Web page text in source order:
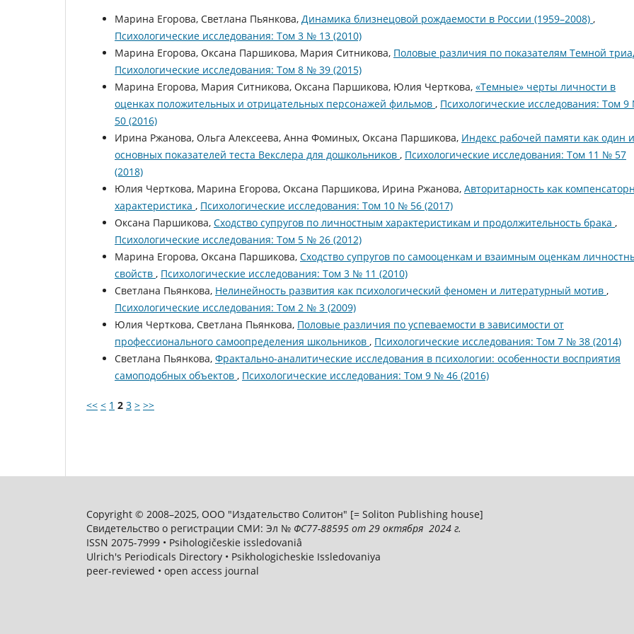
Марина Егорова, Светлана Пьянкова, Динамика близнецовой рождаемости в России (1959–2008) ,
Психологические исследования: Том 3 № 13 (2010)
Марина Егорова, Оксана Паршикова, Мария Ситникова, Половые различия по показателям Темной
Психологические исследования: Том 8 № 39 (2015)
Марина Егорова, Мария Ситникова, Оксана Паршикова, Юлия Черткова, «Темные» черты личности в
оценках положительных и отрицательных персонажей фильмов , Психологические исследования: Том
50 (2016)
Ирина Ржанова, Ольга Алексеева, Анна Фоминых, Оксана Паршикова, Индекс рабочей памяти как один
основных показателей теста Векслера для дошкольников , Психологические исследования: Том 11 № 57
(2018)
Юлия Черткова, Марина Егорова, Оксана Паршикова, Ирина Ржанова, Авторитарность как
характеристика , Психологические исследования: Том 10 № 56 (2017)
Оксана Паршикова, Сходство супругов по личностным характеристикам и продолжительность брака ,
Психологические исследования: Том 5 № 26 (2012)
Марина Егорова, Оксана Паршикова, Сходство супругов по самооценкам и взаимным оценкам
свойств , Психологические исследования: Том 3 № 11 (2010)
Светлана Пьянкова, Нелинейность развития как психологический феномен и литературный мотив ,
Психологические исследования: Том 2 № 3 (2009)
Юлия Черткова, Светлана Пьянкова, Половые различия по успеваемости в зависимости от
профессионального самоопределения школьников , Психологические исследования: Том 7 № 38 (2014)
Светлана Пьянкова, Фрактально-аналитические исследования в психологии: особенности восприятия
самоподобных объектов , Психологические исследования: Том 9 № 46 (2016)
<< < 1 2 3 > >>
Copyright © 2008–2025, ООО "Издательство Солитон" [= Soliton Publishing house]
Свидетельство о регистрации СМИ: Эл № ФС77-88595 от 29 октября 2024 г.
ISSN 2075-7999 • Psihologičeskie issledovaniâ
Ulrich's Periodicals Directory • Psikhologicheskie Issledovaniya
peer-reviewed • open access journal